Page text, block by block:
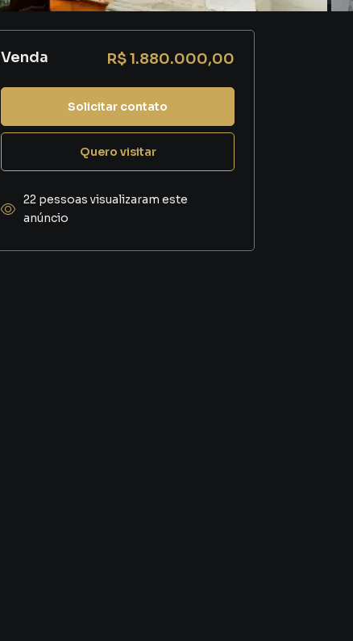
Venda R$ 1.880.000,00
Solicitar contato
Quero visitar
22 pessoas visualizaram este
anúncio